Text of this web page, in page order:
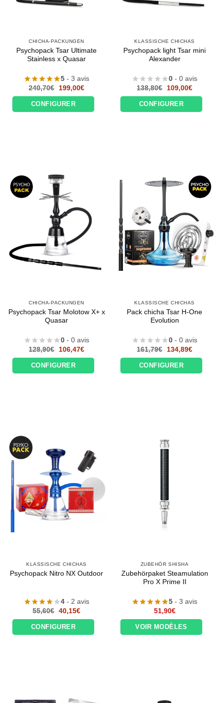
CHICHA-PACKUNGEN
Psychopack Tsar Ultimate
Stainless x Quasar
5 - 3 avis
240,70€
Le
initial
était :
240,70€.
199,00€Le
actuel
199,00€.
CONFIGURER
KLASSISCHE CHICHAS
Psychopack light Tsar mini
Alexander
0 - 0 avis
138,80€
Le
initial
était :
138,80€.
109,00€Le
actuel
109,00€.
CONFIGURER
CHICHA-PACKUNGEN
Psychopack Tsar Molotow X+ x
Quasar
0 - 0 avis
128,90€
Le
initial
était :
128,90€.
106,47€Le
actuel
106,47€.
CONFIGURER
KLASSISCHE CHICHAS
Pack chicha Tsar H-One
Evolution
0 - 0 avis
161,79€
Le
initial
était :
161,79€.
134,89€Le
actuel
134,89€.
CONFIGURER
KLASSISCHE CHICHAS
Psychopack Nitro NX Outdoor
4 - 2 avis
55,60€ Le
prix
initial
était :
55,60€.
40,15€Le
actuel
40,15€.
CONFIGURER
ZUBEHÖR SHISHA
Zubehörpaket Steamulation
Pro X Prime II
5 - 3 avis
51,90€
VOIR MODÈLES